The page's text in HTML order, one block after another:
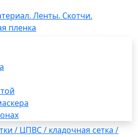
Ленты. Скотчи.
пленка
/ ЦПВС / кладочная сетка /